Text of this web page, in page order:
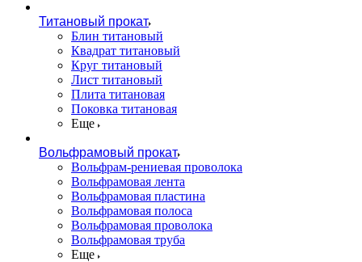
Титановый прокат
Блин титановый
Квадрат титановый
Круг титановый
Лист титановый
Плита титановая
Поковка титановая
Еще
Вольфрамовый прокат
Вольфрам-рениевая проволока
Вольфрамовая лента
Вольфрамовая пластина
Вольфрамовая полоса
Вольфрамовая проволока
Вольфрамовая труба
Еще